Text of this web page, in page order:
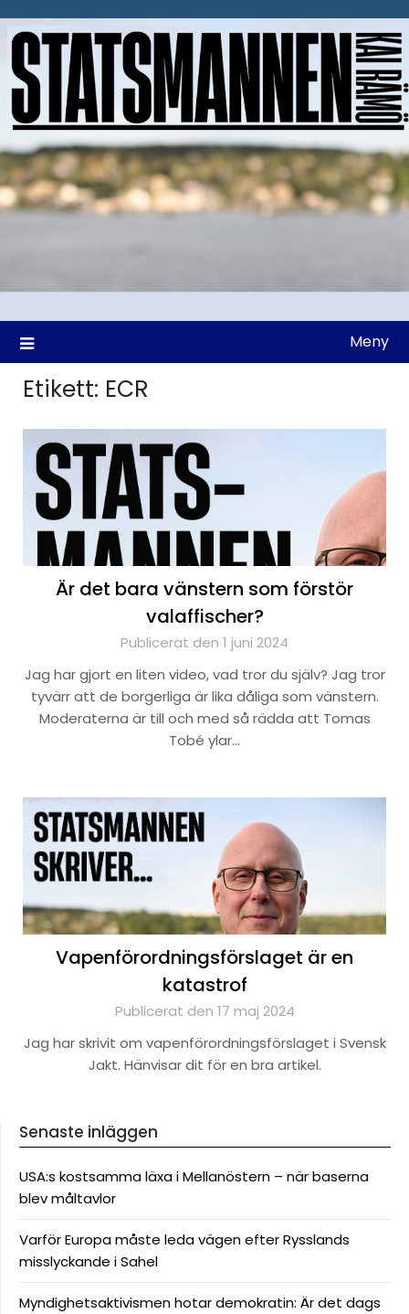
till
Meny
Etikett: ECR
Är det bara vänstern som förstör
valaffischer?
Publicerat den 1 juni 2024
Jag har gjort en liten video, vad tror du själv? Jag tror
tyvärr att de borgerliga är lika dåliga som vänstern.
Moderaterna är till och med så rädda att Tomas
Tobé ylar…
Vapenförordningsförslaget är en
katastrof
Publicerat den 17 maj 2024
Jag har skrivit om vapenförordningsförslaget i Svensk
Jakt. Hänvisar dit för en bra artikel.
Senaste inläggen
USA:s kostsamma läxa i Mellanöstern – när baserna
blev måltavlor
Varför Europa måste leda vägen efter Rysslands
misslyckande i Sahel
Myndighetsaktivismen hotar demokratin: Är det dags